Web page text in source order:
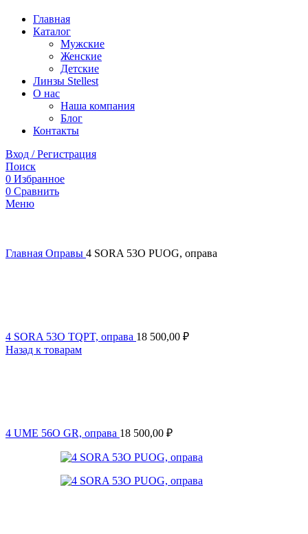
Главная
Каталог
Мужские
Женские
Детские
Линзы Stellest
О нас
Наша компания
Блог
Контакты
Вход / Регистрация
Поиск
0 Избранное
0 Сравнить
Меню
Главная Оправы 4 SORA 53O PUOG, оправа
4 SORA 53O TQPT, оправа 18 500,00 ₽
Назад к товарам
4 UME 56O GR, оправа 18 500,00 ₽